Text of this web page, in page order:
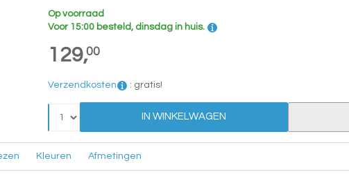
Op voorraad
Voor 15:00 besteld, dinsdag in huis.
129,00
Verzendkosten : gratis!
IN WINKELWAGEN
Kleuren Afmetingen